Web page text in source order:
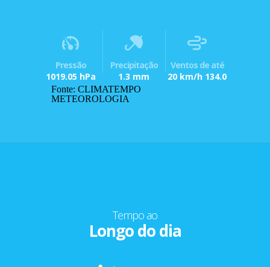
Pressão
1019.05 hPa
Precipitação
1.3 mm
Ventos de até
20 km/h 134.0
Fonte: CLIMATEMPO
METEOROLOGIA
Tempo ao
Longo do dia